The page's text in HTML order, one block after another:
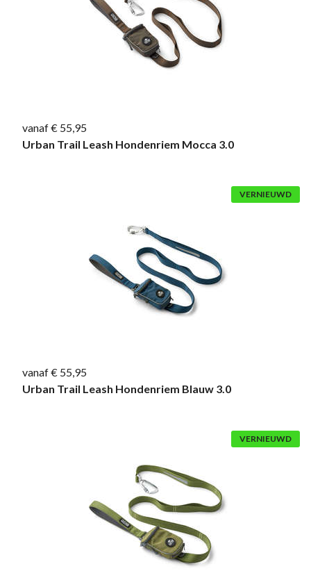
vanaf € 55,95
Urban Trail Leash Hondenriem Mocca 3.0
VERNIEUWD
vanaf € 55,95
Urban Trail Leash Hondenriem Blauw 3.0
VERNIEUWD